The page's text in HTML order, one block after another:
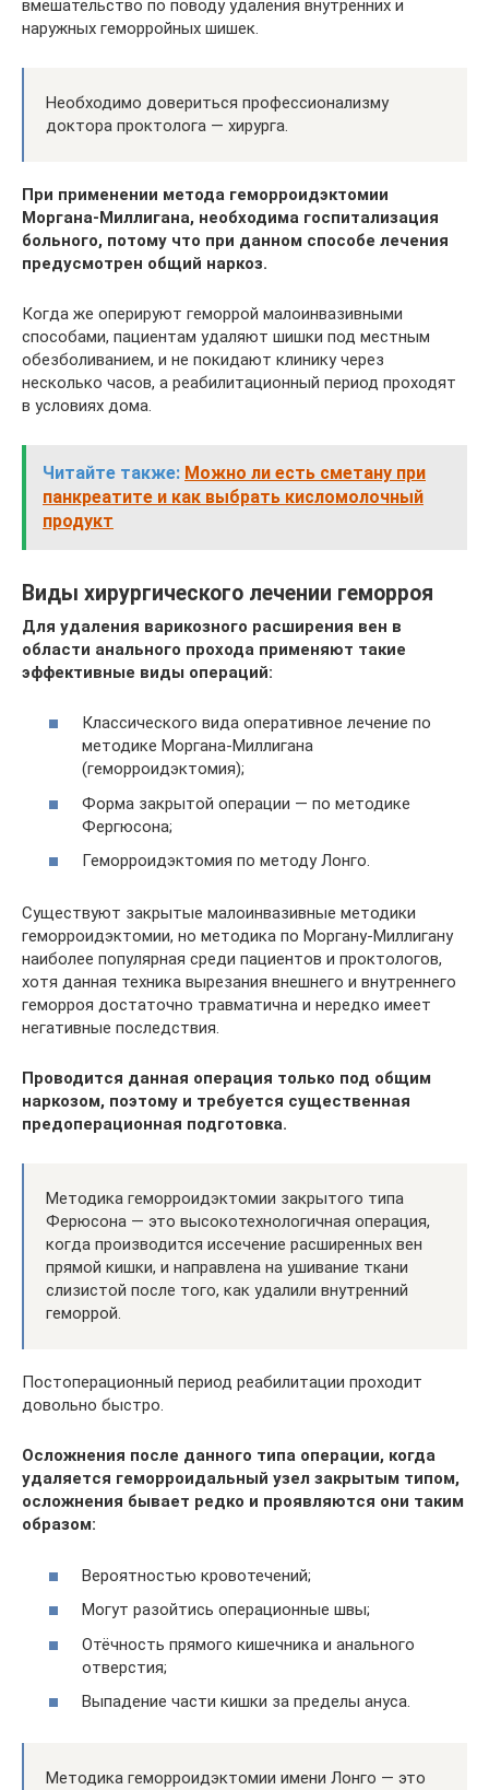
вмешательство по поводу удаления внутренних и
наружных геморройных шишек.
Необходимо довериться профессионализму
доктора проктолога — хирурга.
При применении метода геморроидэктомии
Моргана-Миллигана, необходима госпитализация
больного, потому что при данном способе лечения
предусмотрен общий наркоз.
Когда же оперируют геморрой малоинвазивными
способами, пациентам удаляют шишки под местным
обезболиванием, и не покидают клинику через
несколько часов, а реабилитационный период проходят
в условиях дома.
Читайте также: Можно ли есть сметану при
панкреатите и как выбрать кисломолочный
продукт
Виды хирургического лечении геморроя
Для удаления варикозного расширения вен в
области анального прохода применяют такие
эффективные виды операций:
Классического вида оперативное лечение по
методике Моргана-Миллигана
(геморроидэктомия);
Форма закрытой операции — по методике
Фергюсона;
Геморроидэктомия по методу Лонго.
Существуют закрытые малоинвазивные методики
геморроидэктомии, но методика по Моргану-Миллигану
наиболее популярная среди пациентов и проктологов,
хотя данная техника вырезания внешнего и внутреннего
геморроя достаточно травматична и нередко имеет
негативные последствия.
Проводится данная операция только под общим
наркозом, поэтому и требуется существенная
предоперационная подготовка.
Методика геморроидэктомии закрытого типа
Ферюсона — это высокотехнологичная операция,
когда производится иссечение расширенных вен
прямой кишки, и направлена на ушивание ткани
слизистой после того, как удалили внутренний
геморрой.
Постоперационный период реабилитации проходит
довольно быстро.
Осложнения после данного типа операции, когда
удаляется геморроидальный узел закрытым типом,
осложнения бывает редко и проявляются они таким
образом:
Вероятностью кровотечений;
Могут разойтись операционные швы;
Отёчность прямого кишечника и анального
отверстия;
Выпадение части кишки за пределы ануса.
Методика геморроидэктомии имени Лонго — это